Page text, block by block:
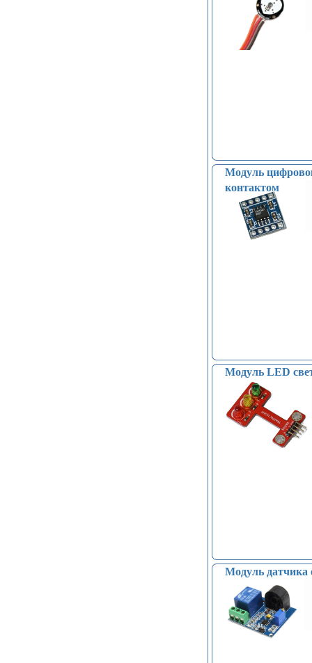
Модуль
контактом
Модуль LED
Модуль датчика